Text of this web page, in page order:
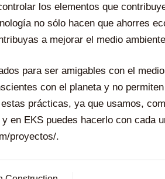
los elementos que
no sólo hacen que ahorres
a mejorar el medio
para ser amigables con el
con el planeta y no
prácticas, ya que usamos,
en EKS puedes hacerlo con cada
proyectos/.